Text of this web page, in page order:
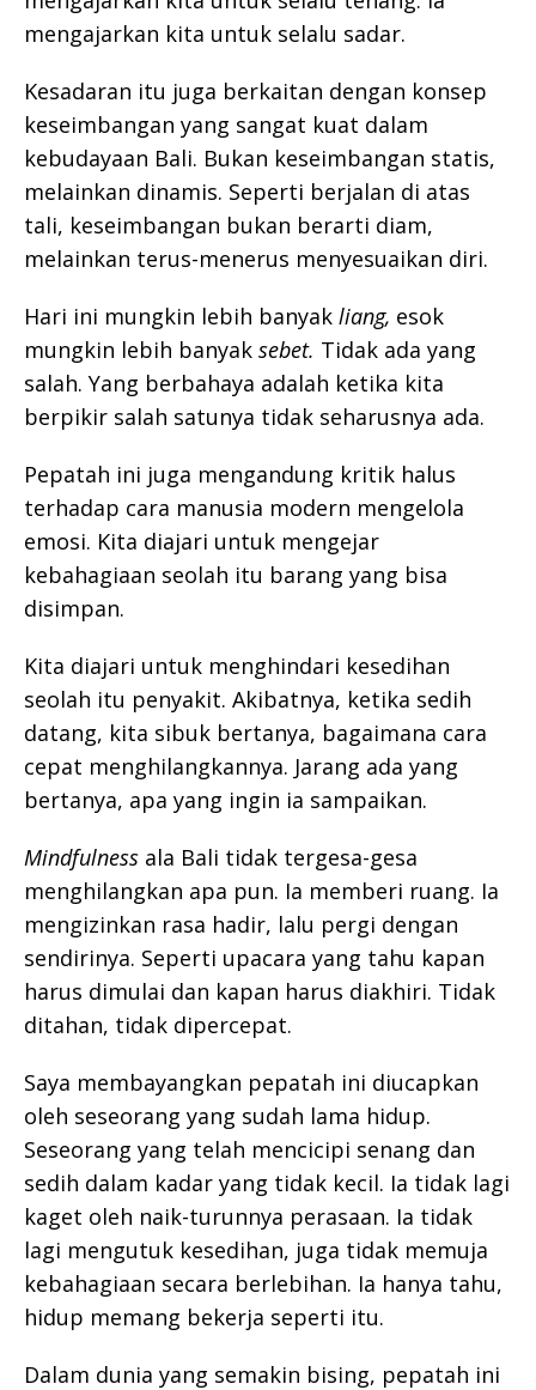
mengajarkan kita untuk selalu sadar.
Kesadaran itu juga berkaitan dengan konsep
keseimbangan yang sangat kuat dalam
kebudayaan Bali. Bukan keseimbangan statis,
melainkan dinamis. Seperti berjalan di atas
tali, keseimbangan bukan berarti diam,
melainkan terus-menerus menyesuaikan diri.
Hari ini mungkin lebih banyak liang, esok
mungkin lebih banyak sebet. Tidak ada yang
salah. Yang berbahaya adalah ketika kita
berpikir salah satunya tidak seharusnya ada.
Pepatah ini juga mengandung kritik halus
terhadap cara manusia modern mengelola
emosi. Kita diajari untuk mengejar
kebahagiaan seolah itu barang yang bisa
disimpan.
Kita diajari untuk menghindari kesedihan
seolah itu penyakit. Akibatnya, ketika sedih
datang, kita sibuk bertanya, bagaimana cara
cepat menghilangkannya. Jarang ada yang
bertanya, apa yang ingin ia sampaikan.
Mindfulness ala Bali tidak tergesa-gesa
menghilangkan apa pun. Ia memberi ruang. Ia
mengizinkan rasa hadir, lalu pergi dengan
sendirinya. Seperti upacara yang tahu kapan
harus dimulai dan kapan harus diakhiri. Tidak
ditahan, tidak dipercepat.
Saya membayangkan pepatah ini diucapkan
oleh seseorang yang sudah lama hidup.
Seseorang yang telah mencicipi senang dan
sedih dalam kadar yang tidak kecil. Ia tidak lagi
kaget oleh naik-turunnya perasaan. Ia tidak
lagi mengutuk kesedihan, juga tidak memuja
kebahagiaan secara berlebihan. Ia hanya tahu,
hidup memang bekerja seperti itu.
Dalam dunia yang semakin bising, pepatah ini